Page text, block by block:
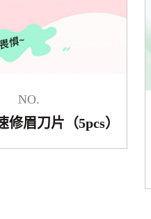
NO.
修眉刀片（5pcs）